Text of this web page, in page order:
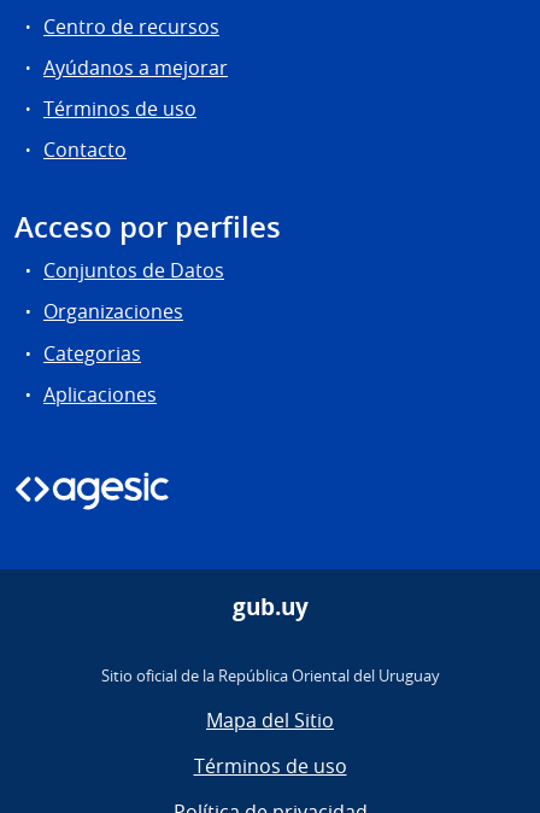
Centro de recursos
Ayúdanos a mejorar
Términos de uso
Contacto
Acceso por perfiles
Conjuntos de Datos
Organizaciones
Categorias
Aplicaciones
gub.uy
Sitio oficial de la República Oriental del Uruguay
Mapa del Sitio
Términos de uso